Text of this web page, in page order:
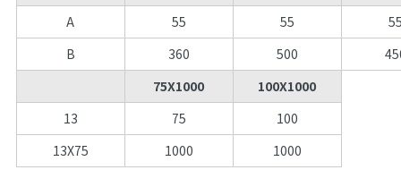
A
55 55
B
360 500
75X1000
100X1000
13
75
100
13X75
1000 1000